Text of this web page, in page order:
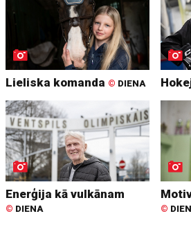
Lieliska komanda © DIENA
Enerģija kā vulkānam
© DIENA ©